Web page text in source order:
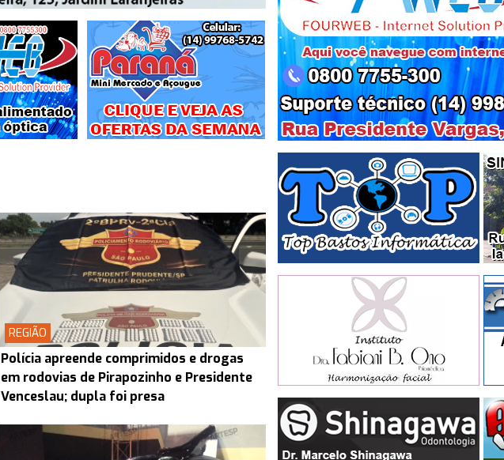
REGIÃO
Polícia apreende comprimidos e drogas
em rodovias de Pirapozinho e Presidente
Venceslau; dupla foi presa